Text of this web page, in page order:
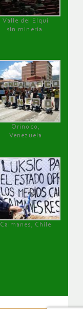
Valle del Elqui
sin minería.
Orinoco,
Venezuela
Caimanes, Chile